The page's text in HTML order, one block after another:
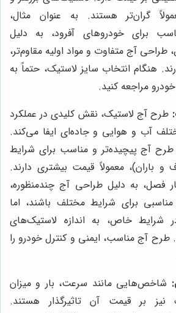
گران‌تر هستند. به عنوان مثال،
برای خودروهای آفرود، به دلیل
آج متفاوت و مواد اولیه مقاوم‌تر،
هنگام انتخاب سایز لاستیک، حتماً به
مراجعه کنید.
طرح آج لاستیک، نقش کلیدی در عملکرد
آب و هوایی و جاده‌ای ایفا می‌کند.
طرح آج پیچیده‌تر و مناسب برای شرایط
باران)، معمولاً قیمت بیشتری دارند.
فصل، به دلیل طراحی آج چندمنظوره،
مناسبی برای شرایط مختلف باشند، اما
شرایط خاص، به اندازه لاستیک‌های
آج مناسب، ایمنی و کنترل خودرو را
شاخص‌هایی مانند سرعت، بار و میزان
بر قیمت آن تاثیرگذار هستند.